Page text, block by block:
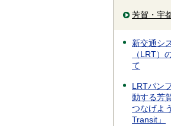
芳賀・宇
新交通シ
（LRT）
て
LRTパン
動する芳
つなげよ
Transit」